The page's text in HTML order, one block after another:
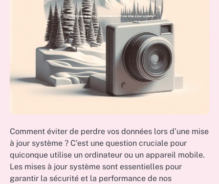
Comment éviter de perdre vos données lors d’une mise
à jour système ? C’est une question cruciale pour
quiconque utilise un ordinateur ou un appareil mobile.
Les mises à jour système sont essentielles pour
garantir la sécurité et la performance de nos